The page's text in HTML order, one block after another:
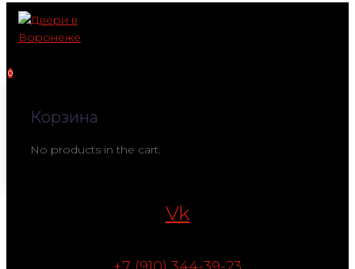
Перейти
контенту
0
Корзина
No products in the cart.
Vk